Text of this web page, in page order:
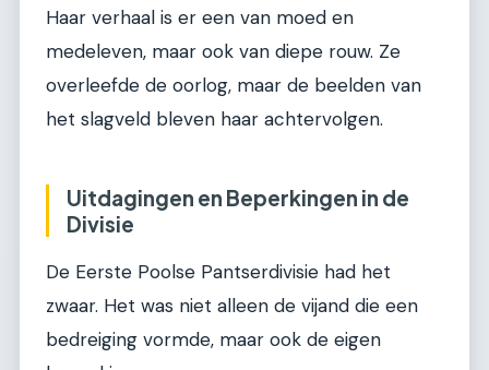
Haar verhaal is er een van moed en
medeleven, maar ook van diepe rouw. Ze
overleefde de oorlog, maar de beelden van
het slagveld bleven haar achtervolgen.
Uitdagingen en Beperkingen in de
Divisie
De Eerste Poolse Pantserdivisie had het
zwaar. Het was niet alleen de vijand die een
bedreiging vormde, maar ook de eigen